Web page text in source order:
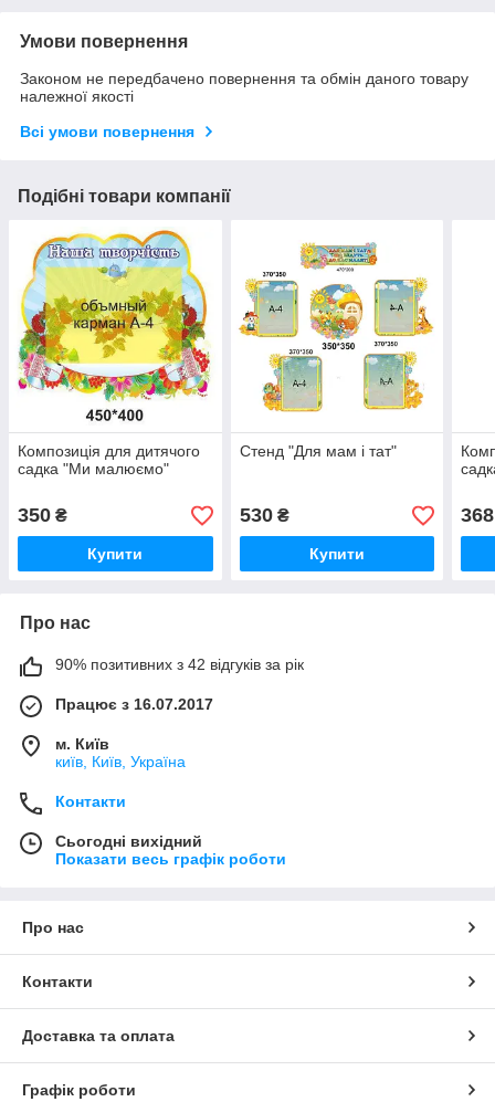
Умови повернення
Законом не передбачено повернення та обмін даного товару
належної якості
Всі умови повернення
Подібні товари компанії
Композиція для дитячого
садка "Ми малюємо"
350 ₴
Купити
Стенд "Для мам і тат"
530₴
Купити
368
Про нас
90% позитивних з 42 відгуків за рік
Працює з 16.07.2017
м. Київ
київ, Київ, Україна
Контакти
Сьогодні вихідний
Показати весь графік роботи
Про нас
Контакти
Доставка та оплата
Графік роботи